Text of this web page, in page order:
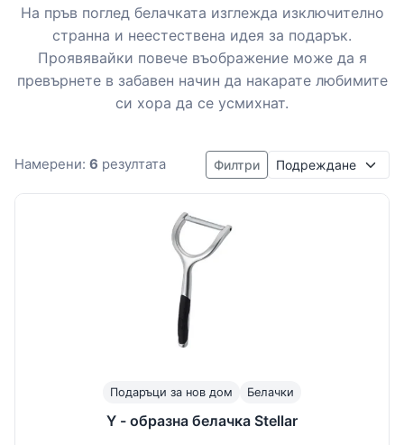
На пръв поглед белачката изглежда изключително
странна и неестествена идея за подарък.
Проявявайки повече въображение може да я
превърнете в забавен начин да накарате любимите
си хора да се усмихнат.
Намерени: 6 резултата Филтри Подреждане
Подаръци за нов дом Белачки
Y - образна белачка Stellar